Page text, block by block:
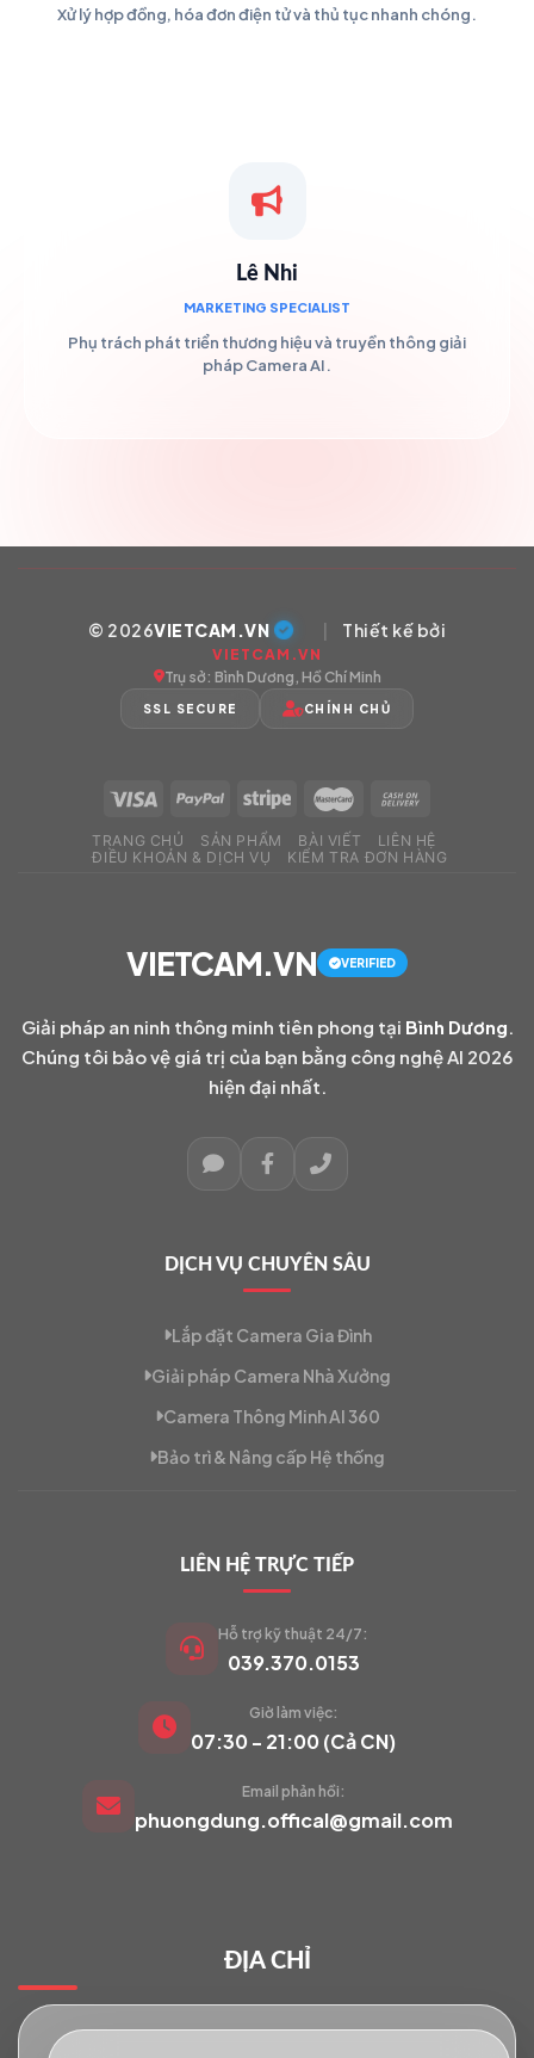
VIETCAM.VN
Đang trực tuyến
Xử lý hợp đồng, hóa đơn điện tử và thủ tục nhanh chóng.
Lê Nhi
MARKETING SPECIALIST
Phụ trách phát triển thương hiệu và truyền thông giải
pháp Camera AI.
© 2026VIETCAM.VN | Thiết kế bởi
VIETCAM.VN
Trụ sở: Bình Dương, Hồ Chí Minh
SSL SECURE CHÍNH CHỦ
TRANG CHỦ SẢN PHẨM BÀI VIẾT
LIÊN HỆ
ĐIỀU KHOẢN & DỊCH VỤ
KIỂM TRA ĐƠN HÀNG
VIETCAM.VN VERIFIED
Giải pháp an ninh thông minh tiên phong tại Bình Dương
Chúng tôi bảo vệ giá trị của bạn bằng công nghệ AI 2026
hiện đại nhất.
DỊCH VỤ CHUYÊN SÂU
Lắp đặt Camera Gia Đình
Giải pháp Camera Nhà Xưởng
Camera Thông Minh AI 360
Bảo trì & Nâng cấp Hệ thống
LIÊN HỆ TRỰC TIẾP
Hỗ trợ kỹ thuật 24/7:
039.370.0153
Giờ làm việc:
07:30 - 21:00 (Cả CN)
Email phản hồi:
phuongdung.offical@gmail.com
ĐỊA CHỈ